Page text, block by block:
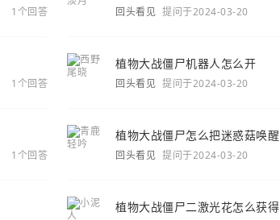
1个回答 回头看见 提问于2024-03-20
1个回答
植物大战僵尸机器人怎么开
回头看见 提问于2024-03-20
1个回答
植物大战僵尸怎么把迷惑菇唤醒
回头看见 提问于2024-03-20
植物大战僵尸二激光花怎么获得